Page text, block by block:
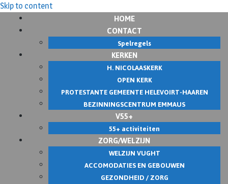
Skip to content
HOME
CONTACT
Spelregels
KERKEN
H. NICOLAASKERK
OPEN KERK
PROTESTANTE GEMEENTE HELEVOIRT-HAAREN
BEZINNINGSCENTRUM EMMAUS
V55+
55+ activiteiten
ZORG/WELZIJN
WELZIJN VUGHT
ACCOMODATIES EN GEBOUWEN
GEZONDHEID / ZORG